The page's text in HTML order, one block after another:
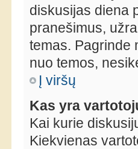
diskusijas diena
pranešimus,
temas. Pagrinde
nuo temos,
Į viršų
Kas yra
Kai kurie
Kiekvienas